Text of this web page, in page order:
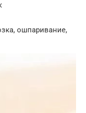
ошпаривание,